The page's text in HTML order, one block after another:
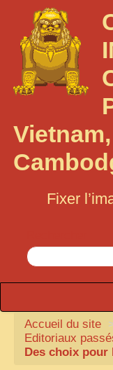
Fixer
CARTACARO
NOS LIVRES
Accueil du site
Editoriaux
Des choix pour